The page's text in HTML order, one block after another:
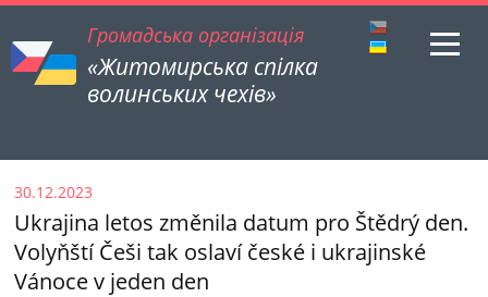
Громадська організація
«Житомирська спілка
волинських чехів»
30.12.2023
Ukrajina letos změnila datum pro Štědrý den.
Volyňští Češi tak oslaví české i ukrajinské
Vánoce v jeden den